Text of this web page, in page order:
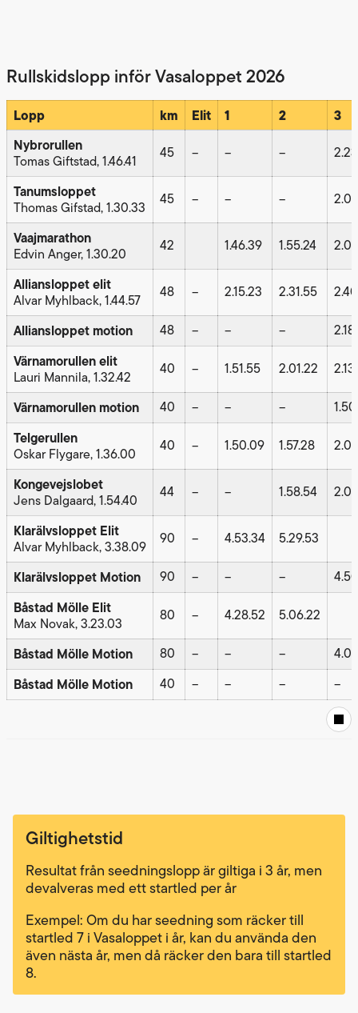
Rullskidslopp inför Vasaloppet 2026
Lopp km Elit 1 2
3
Nybrorullen
Tomas Giftstad, 1.46.41 45 – – –
Tanumsloppet
Thomas Gifstad, 1.30.33 45 – – –
Vaajmarathon
Edvin Anger, 1.30.20 42 1.46.39 1.55.24
Alliansloppet elit
Alvar Myhlback, 1.44.57 48 – 2.15.23 2.31.55
Alliansloppet motion 48 – – –
Värnamorullen elit
Lauri Mannila, 1.32.42 40 – 1.51.55 2.01.22
Värnamorullen motion 40 – – –
Telgerullen
Oskar Flygare, 1.36.00 40 – 1.50.09 1.57.28
Kongevejslobet
Jens Dalgaard, 1.54.40 44 – – 1.58.54
Klarälvsloppet Elit
Alvar Myhlback, 3.38.09 90 – 4.53.34 5.29.53
Klarälvsloppet Motion 90 – – –
Båstad Mölle Elit
Max Novak, 3.23.03 80 – 4.28.52 5.06.22
Båstad Mölle Motion 80 – – –
Båstad Mölle Motion 40 – – – –
Giltighetstid
Resultat från seedningslopp är giltiga i 3 år, men
devalveras med ett startled per år
Exempel: Om du har seedning som räcker till
startled 7 i Vasaloppet i år, kan du använda den
även nästa år, men då räcker den bara till startled
8.